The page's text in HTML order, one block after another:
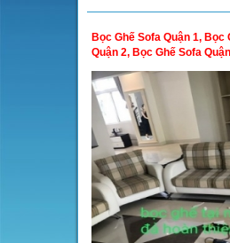
Bọc Ghế Sofa Quận 1, Bọc
Quận 2, Bọc Ghế Sofa